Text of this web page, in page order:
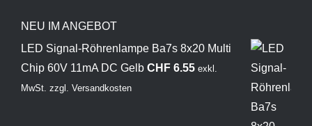
NEU IM ANGEBOT
LED Signal-Röhrenlampe Ba7s 8x20 Multi
Chip 60V 11mA DC Gelb CHF6.55 exkl.
MwSt. zzgl. Versandkosten